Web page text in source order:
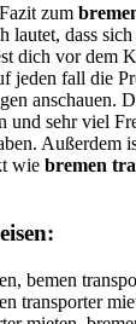
zum
lautet, dass
dich vor dem
jeden fall die
anschauen.
und sehr viel
Außerdem
wie bremen
mieten, bremen transpkrter mieten, bremen transplrter mieten, bremen transpprter mieten, bremen transp9rter mieten, bremen transp0rter mieten, bremen transpoeter mieten, bremen transpodter mieten, bremen transpofter mieten, bremen transpogter mieten, bremen transpotter mieten, bremen transpo4ter mieten, bremen transpo5ter mieten, bremen transporrer mieten, bremen transporfer mieten, bremen transporger mieten, bremen transporher mieten, bremen transporyer mieten, bremen transpor5er mieten, bremen transpor6er mieten, bremen transportwr mieten, bremen transportsr mieten, bremen transportdr mieten, bremen transportfr mieten, bremen transportrr mieten, bremen transport3r mieten, bremen transport4r mieten, bremen transportee mieten, bremen transported mieten, bremen transportef mieten, bremen transporteg mieten, bremen transportet mieten, bremen transporte4 mieten, bremen transporte5 mieten, bremen transporter ieten, bremen transporter nieten, bremen transporter hieten, bremen transporter jieten, bremen transporter kieten, bremen transporter lieten, bremen transporter mueten, bremen transporter mjeten, bremen transporter mketen, bremen transporter mleten, bremen transporter moeten, bremen transporter m8eten, bremen transporter m9eten, bremen transporter miwten, bremen transporter misten, bremen transporter midten, bremen transporter miften, bremen transporter mirten, bremen transporter mi3ten, bremen transporter mi4ten, bremen transporter mieren, bremen transporter miefen, bremen transporter miegen, bremen transporter miehen, bremen transporter mieyen, bremen transporter mie5en, bremen transporter mie6en, bremen transporter mietwn, bremen transporter mietsn, bremen transporter mietdn, bremen transporter mietfn, bremen transporter mietrn, bremen transporter miet3n, bremen transporter miet4n, bremen transporter miete , bremen transporter mieteb, bremen transporter mieteg, bremen transporter mieteh, bremen transporter mietej, bremen transporter mietem, bremen transporter mieten, b remen transporter mieten, vbremen transporter mieten, bvremen transporter mieten, fbremen transporter mieten, bfremen transporter mieten, gbremen transporter mieten, bgremen transporter mieten, hbremen transporter mieten, bhremen transporter mieten, nbremen transporter mieten, bnremen transporter mieten, beremen transporter mieten, bdremen transporter mieten, brdemen transporter mieten, brfemen transporter mieten, brgemen transporter mieten, btremen transporter mieten, brtemen transporter mieten, b4remen transporter mieten, br4emen transporter mieten, b5remen transporter mieten, br5emen transporter mieten, brwemen transporter mieten, brewmen transporter mieten, brsemen transporter mieten, bresmen transporter mieten,